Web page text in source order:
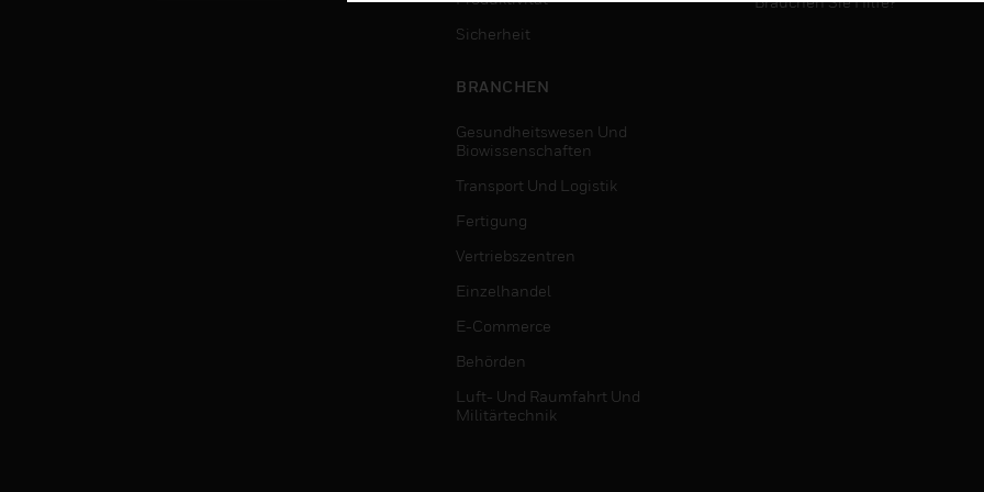
Sicherheit
BRANCHEN
Gesundheitswesen Und
Biowissenschaften
Transport Und Logistik
Fertigung
Vertriebszentren
Einzelhandel
E-Commerce
Behörden
Luft- Und Raumfahrt Und
Militärtechnik